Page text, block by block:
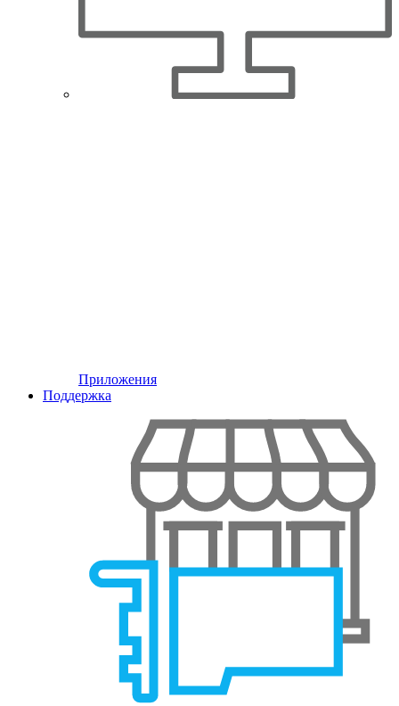
Приложения
Поддержка